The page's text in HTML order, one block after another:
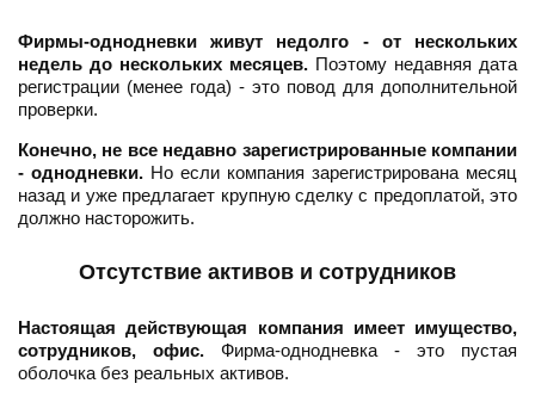
Фирмы-однодневки живут недолго - от нескольких
недель до нескольких месяцев. Поэтому недавняя дата
регистрации (менее года) - это повод для дополнительной
проверки.
Конечно, не все недавно зарегистрированные компании
- однодневки. Но если компания зарегистрирована месяц
назад и уже предлагает крупную сделку с предоплатой, это
должно насторожить.
Отсутствие активов и сотрудников
Настоящая действующая компания имеет имущество,
сотрудников, офис. Фирма-однодневка - это пустая
оболочка без реальных активов.